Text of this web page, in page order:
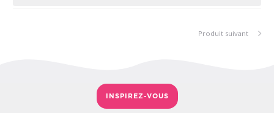
Produit suivant
INSPIREZ-VOUS